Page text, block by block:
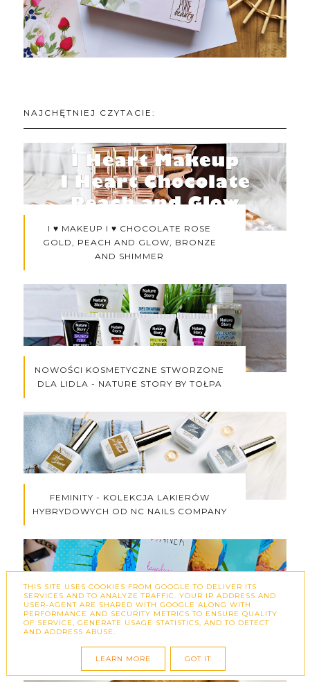
NAJCHĘTNIEJ CZYTACIE:
I ♥ MAKEUP I ♥ CHOCOLATE ROSE
GOLD, PEACH AND GLOW, BRONZE
AND SHIMMER
NOWOŚCI KOSMETYCZNE STWORZONE
DLA LIDLA - NATURE STORY BY TOŁPA
FEMINITY - KOLEKCJA LAKIERÓW
HYBRYDOWYCH OD NC NAILS COMPANY
VIANEK ŁAGODZĄCY KREM DO TWARZY
THIS SITE USES COOKIES FROM GOOGLE TO DELIVER ITS
SERVICES AND TO ANALYZE TRAFFIC. YOUR IP ADDRESS AND
USER-AGENT ARE SHARED WITH GOOGLE ALONG WITH
PERFORMANCE AND SECURITY METRICS TO ENSURE QUALITY
OF SERVICE, GENERATE USAGE STATISTICS, AND TO DETECT
AND ADDRESS ABUSE.
LEARN MORE GOT IT